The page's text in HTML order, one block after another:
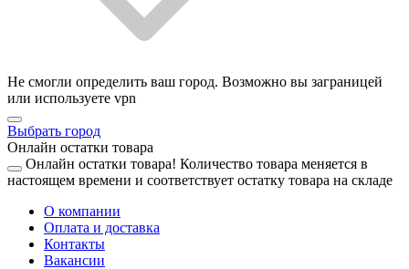
Не смогли определить ваш город. Возможно вы заграницей
или используете vpn
Выбрать город
Онлайн остатки товара
Онлайн остатки товара! Количество товара меняется в
настоящем времени и соответствует остатку товара на складе
О компании
Оплата и доставка
Контакты
Вакансии